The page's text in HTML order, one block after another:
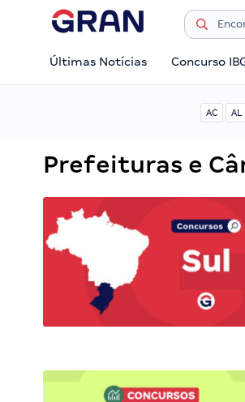
Últimas Notícias Concurso
AC AL
Prefeituras e